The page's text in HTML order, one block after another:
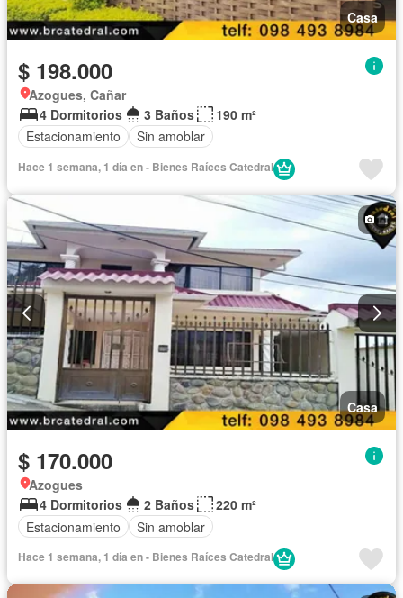
Casa
$ 198.000
Azogues, Cañar
4 Dormitorios
3 Baños
190 m²
Estacionamiento
Sin amoblar
Hace 1 semana, 1 día en - Bienes Raíces Catedral
Casa
$ 170.000
Azogues
4 Dormitorios
2 Baños
220 m²
Estacionamiento
Sin amoblar
Hace 1 semana, 1 día en - Bienes Raíces Catedral